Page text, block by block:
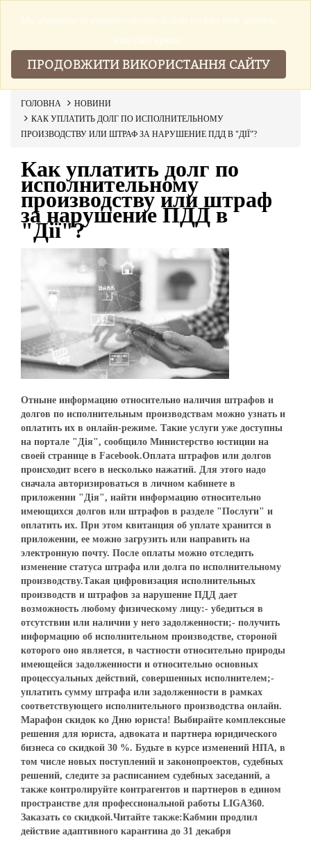
ГОЛОВНА
НОВИНИ
КАК УПЛАТИТЬ ДОЛГ ПО ИСПОЛНИТЕЛЬНОМУ
ПРОИЗВОДСТВУ ИЛИ ШТРАФ ЗА НАРУШЕНИЕ ПДД В "ДІЇ"?
Как уплатить долг по
исполнительному
производству или штраф
за нарушение ПДД в
"Дії"?
Отныне информацию относительно наличия штрафов и
долгов по исполнительным производствам можно узнать и
оплатить их в онлайн-режиме. Такие услуги уже доступны
на портале "Дія", сообщило Министерство юстиции на
своей странице в Facebook.Оплата штрафов или долгов
происходит всего в несколько нажатий. Для этого надо
сначала авторизироваться в личном кабинете в
приложении "Дія", найти информацию относительно
имеющихся долгов или штрафов в разделе "Послуги" и
оплатить их. При этом квитанция об уплате хранится в
приложении, ее можно загрузить или направить на
электронную почту. После оплаты можно отследить
изменение статуса штрафа или долга по исполнительному
производству.Такая цифровизация исполнительных
производств и штрафов за нарушение ПДД дает
возможность любому физическому лицу:- убедиться в
отсутствии или наличии у него задолженности;- получить
информацию об исполнительном производстве, стороной
которого оно является, в частности относительно природы
имеющейся задолженности и относительно основных
процессуальных действий, совершенных исполнителем;-
уплатить сумму штрафа или задолженности в рамках
соответствующего исполнительного производства онлайн.
Марафон скидок ко Дню юриста! Выбирайте комплексные
решения для юриста, адвоката и партнера юридического
бизнеса со скидкой 30 %. Будьте в курсе изменений НПА, в
том числе новых поступлений и законопроектов, судебных
решений, следите за расписанием судебных заседаний, а
также контролируйте контрагентов и партнеров в едином
пространстве для профессиональной работы LIGA360.
Заказать со скидкой.Читайте также:Кабмин продлил
действие адаптивного карантина до 31 декабря
Ми збираемо та використовуемо файли cookies щоб зробити
наш сайт краще.
ПРОДОВЖИТИ ВИКОРИСТАННЯ САЙТУ